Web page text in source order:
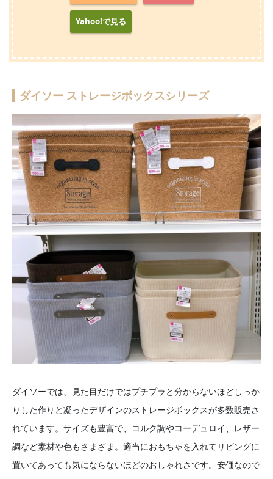
Yahoo!で見る
ダイソー ストレージボックスシリーズ
ダイソーでは、見た目だけではプチプラと分からないほどしっか
りした作りと凝ったデザインのストレージボックスが多数販売さ
れています。サイズも豊富で、コルク調やコーデュロイ、レザー
調など素材や色もさまざま。適当におもちゃを入れてリビングに
置いてあっても気にならないほどのおしゃれさです。安価なので